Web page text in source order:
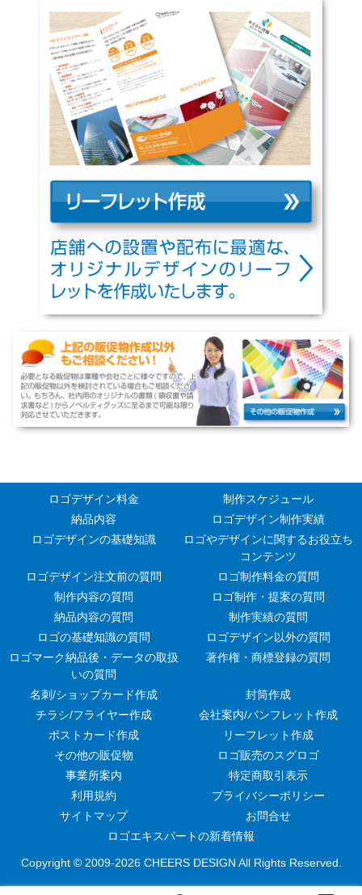
ロゴデザイン料金
制作スケジュール
納品内容
ロゴデザイン制作実績
ロゴデザインの基礎知識
ロゴやデザインに関するお役立ち
コンテンツ
ロゴデザイン注文前の質問
ロゴ制作料金の質問
制作内容の質問
ロゴ制作・提案の質問
納品内容の質問
制作実績の質問
ロゴの基礎知識の質問
ロゴデザイン以外の質問
ロゴマーク納品後・データの取扱
いの質問
著作権・商標登録の質問
名刺/ショップカード作成
封筒作成
チラシ/フライヤー作成
会社案内/パンフレット作成
ポストカード作成
リーフレット作成
その他の販促物
ロゴ販売のスグロゴ
事業所案内
特定商取引表示
利用規約
プライバシーポリシー
サイトマップ
お問合せ
ロゴエキスパートの新着情報
Copyright © 2009-2026 CHEERS DESIGN All Rights Reserved.